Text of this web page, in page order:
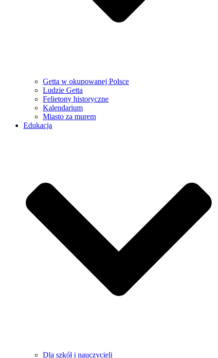
Getta w okupowanej Polsce
Ludzie Getta
Felietony historyczne
Kalendarium
Miasto za murem
Edukacja
Dla szkół i nauczycieli